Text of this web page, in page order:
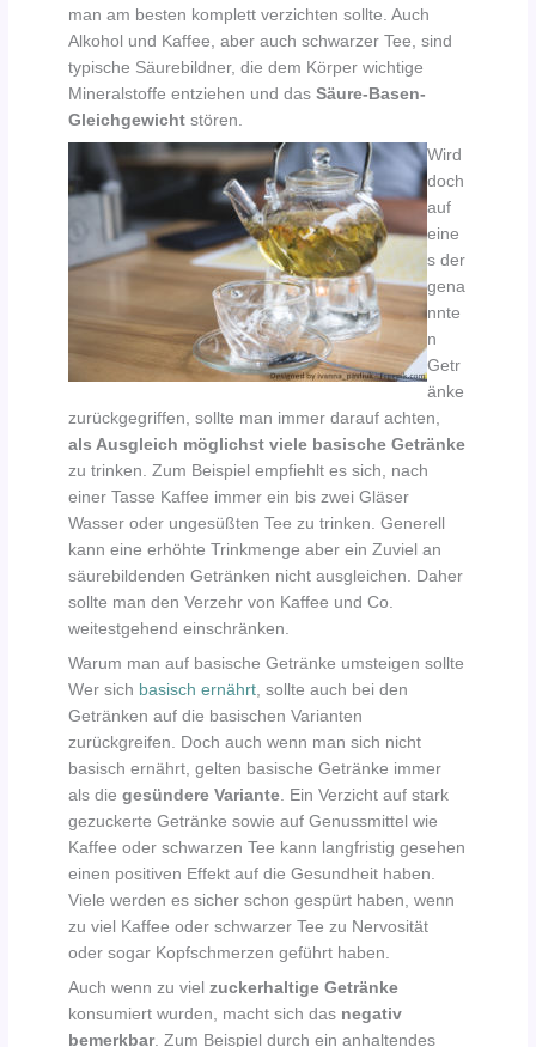
man am besten komplett verzichten sollte. Auch
Alkohol und Kaffee, aber auch schwarzer Tee, sind
typische Säurebildner, die dem Körper wichtige
Mineralstoffe entziehen und dasSäure-Basen-
Gleichgewicht stören.
Wird
doch
auf
eine
s der
gena
nnte
n
Getr
änke
zurückgegriffen, sollte man immer darauf achten,
als Ausgleich möglichst viele basische Getränke
zu trinken. Zum Beispiel empfiehlt es sich, nach
einer Tasse Kaffee immer ein bis zwei Gläser
Wasser oder ungesüßten Tee zu trinken. Generell
kann eine erhöhte Trinkmenge aber ein Zuviel an
säurebildenden Getränken nicht ausgleichen. Daher
sollte man den Verzehr von Kaffee und Co.
weitestgehend einschränken.
Warum man auf basische Getränke umsteigen sollte
Wer sich basisch ernährt, sollte auch bei den
Getränken auf die basischen Varianten
zurückgreifen. Doch auch wenn man sich nicht
basisch ernährt, gelten basische Getränke immer
als diegesündere Variante. Ein Verzicht auf stark
gezuckerte Getränke sowie auf Genussmittel wie
Kaffee oder schwarzen Tee kann langfristig gesehen
einen positiven Effekt auf die Gesundheit haben.
Viele werden es sicher schon gespürt haben, wenn
zu viel Kaffee oder schwarzer Tee zu Nervosität
oder sogar Kopfschmerzen geführt haben.
Auch wenn zu vielzuckerhaltige Getränke
konsumiert wurden, macht sich das negativ
bemerkbar. Zum Beispiel durch ein anhaltendes